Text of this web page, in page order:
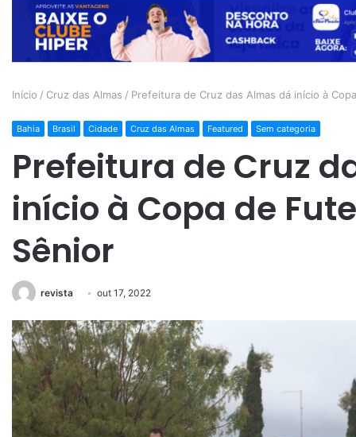
Início / Cruz das Almas / Prefeitura de Cruz das Almas dá início à
Bahia Brasil Cidade Cruz das Almas Featured Sem categoria
Prefeitura de Cruz
início à Copa de
Sênior
revista out 17, 2022